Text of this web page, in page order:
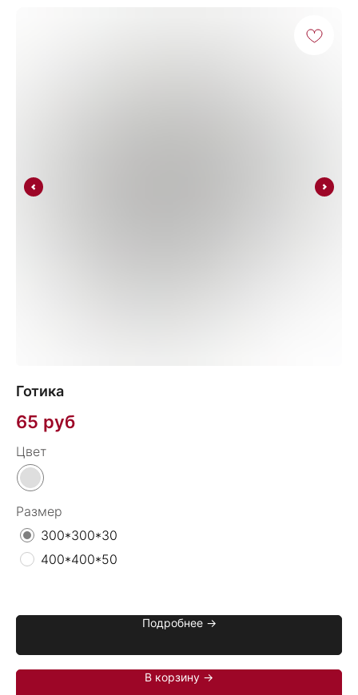
Готика
65 руб
Цвет
Размер
300*300*30
400*400*50
Подробнее →
В корзину →